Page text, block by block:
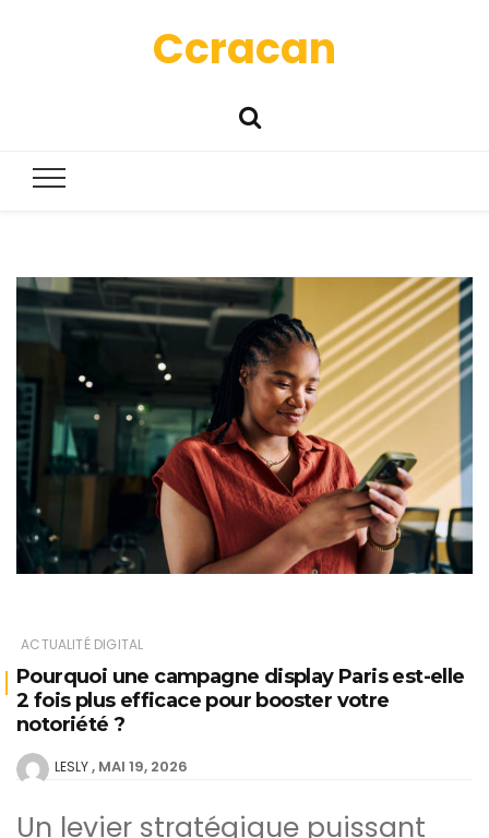
Ccracan
ACTUALITÉ DIGITAL
Pourquoi une campagne display Paris est-elle
2 fois plus efficace pour booster votre
notoriété ?
LESLY MAI 19, 2026
Un levier stratégique puissant